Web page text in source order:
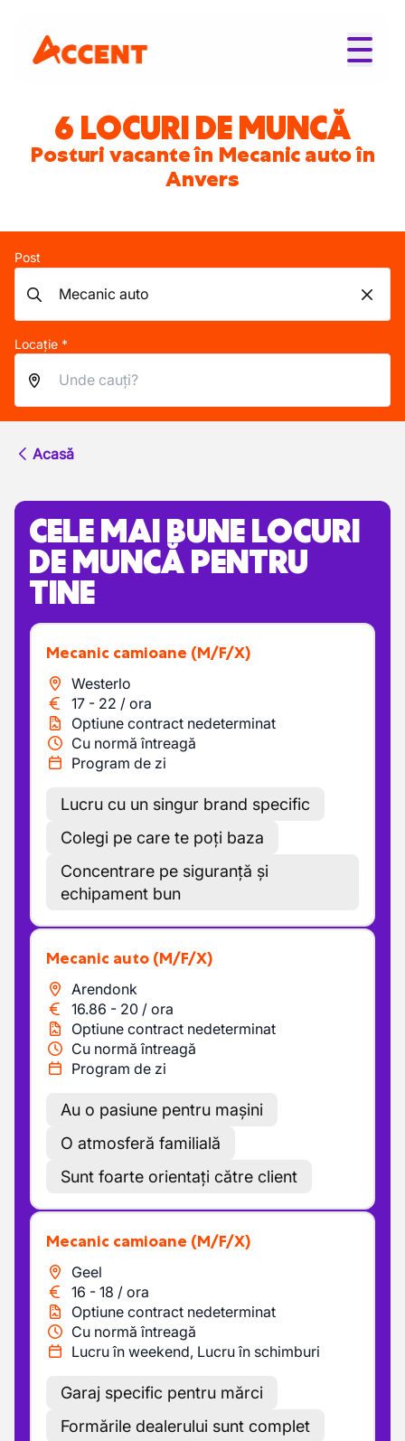
6 LOCURI DE MUNCĂ
Posturi vacante în Mecanic auto în
Anvers
Post
Locație *
Acasă
CELE MAI BUNE LOCURI
DE MUNCĂ PENTRU
TINE
Mecanic camioane (M/F/X)
Westerlo
17 - 22 / ora
Optiune contract nedeterminat
Cu normă întreagă
Program de zi
Lucru cu un singur brand specific
Colegi pe care te poți baza
Concentrare pe siguranță și
echipament bun
Mecanic auto (M/F/X)
Arendonk
16.86 - 20 / ora
Optiune contract nedeterminat
Cu normă întreagă
Program de zi
Au o pasiune pentru mașini
O atmosferă familială
Sunt foarte orientați către client
Mecanic camioane (M/F/X)
Geel
16 - 18 / ora
Optiune contract nedeterminat
Cu normă întreagă
Lucru în weekend, Lucru în schimburi
Garaj specific pentru mărci
Formările dealerului sunt complet